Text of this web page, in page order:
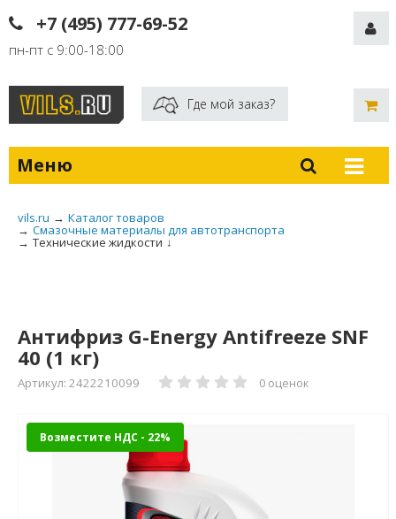
+7 (495) 777-69-52
пн-пт с 9:00-18:00
Где мой заказ?
Меню
vils.ru → Каталог товаров
→ Смазочные материалы для автотранспорта
→ Технические жидкости ↓
Антифриз G-Energy Antifreeze SNF
40 (1 кг)
Артикул: 2422210099 0 оценок
Возместите НДС - 22%